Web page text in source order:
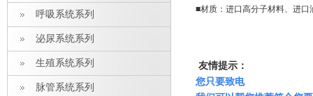
■材质：进口高分子材料、进口
友情提示：
您只要致电
呼吸系统系列
泌尿系统系列
生殖系统系列
脉管系统系列